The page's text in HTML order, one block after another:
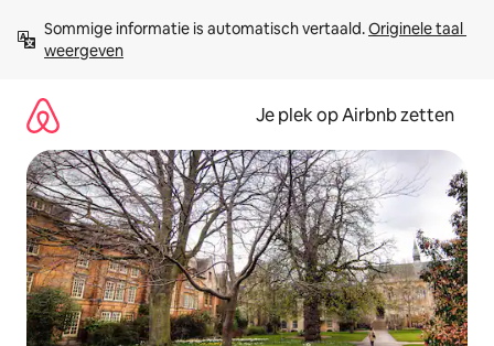
direct
naar
Sommige informatie is automatisch vertaald. Originele taal
weergeven
Je plek op Airbnb zetten